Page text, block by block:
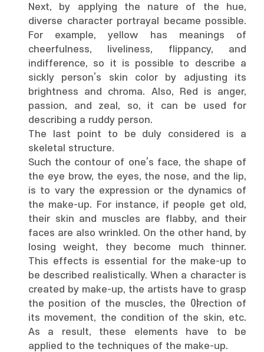
Next, by applying the nature of the hue,
diverse character portrayal became possible.
For example, yellow has meanings of
cheerfulness, liveliness, flippancy, and
indifference, so it is possible to describe a
sickly person’s skin color by adjusting its
brightness and chroma. Also, Red is anger,
passion, and zeal, so, it can be used for
describing a ruddy person.
The last point to be duly considered is a
skeletal structure.
Such the contour of one’s face, the shape of
the eye brow, the eyes, the nose, and the lip,
is to vary the expression or the dynamics of
the make-up. For instance, if people get old,
their skin and muscles are flabby, and their
faces are also wrinkled. On the other hand, by
losing weight, they become much thinner.
This effects is essential for the make-up to
be described realistically. When a character is
created by make-up, the artists have to grasp
the position of the muscles, the 야rection of
its movement, the condition of the skin, etc.
As a result, these elements have to be
applied to the techniques of the make-up.